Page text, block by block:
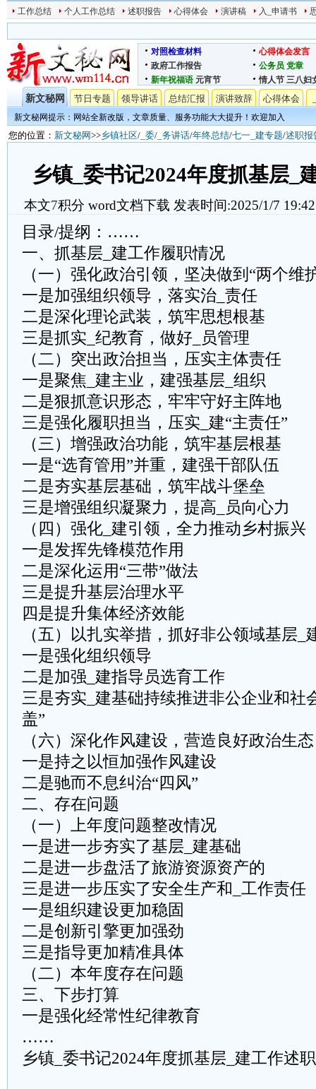
工作总结 个人工作总结 述职报告 心得体会 演讲稿 入_申请书
对照检查材料
心得体会发言
政府工作报告
公务员 党章
新年祝福语 元宵节 情人节 三八妇
新文秘网 节日专题 领导讲话 总结汇报 演讲致辞 心得体会
新文秘网提示：网站全新改版，文章质量、服务功能大大提升！欢迎加入
您的位置： 新文秘网>>乡镇社区/ _委/ _务讲话/年终总结/七一_建专题/述职报
乡镇_委书记2024年度抓基层_
本文7积分 word文档下载 发表时间:2025/1/7
目录/提纲：……
一、抓基层_建工作履职情况
（一）强化政治引领，坚决做到“两个维
一是加强组织领导，落实治_责任
二是深化理论武装，筑牢思想根基
三是抓实_纪教育，做好_员管理
（二）突出政治担当，压实主体责任
一是聚焦_建主业，建强基层_组织
二是狠抓意识形态，牢牢守好主阵地
三是强化履职担当，压实_建“主责任”
（三）增强政治功能，筑牢基层根基
一是“选育管用”并重，建强干部队伍
二是夯实基层基础，筑牢战斗堡垒
三是增强组织凝聚力，提高_员向心力
（四）强化_建引领，全力推动乡村振兴
一是发挥先锋模范作用
二是深化运用“三带”做法
三是提升基层治理水平
四是提升集体经济效能
（五）以扎实举措，抓好非公领域基层_
一是强化组织领导
二是加强_建指导员选育工作
三是夯实_建基础持续推进非公企业和社
盖”
（六）深化作风建设，营造良好政治生态
一是持之以恒加强作风建设
二是驰而不息纠治“四风”
二、存在问题
（一）上年度问题整改情况
一是进一步夯实了基层_建基础
二是进一步盘活了旅游资源资产的
三是进一步压实了安全生产和_工作责任
一是组织建设更加稳固
二是创新引擎更加强劲
三是指导更加精准具体
（二）本年度存在问题
三、下步打算
一是强化经常性纪律教育
……
乡镇_委书记2024年度抓基层_建工作述